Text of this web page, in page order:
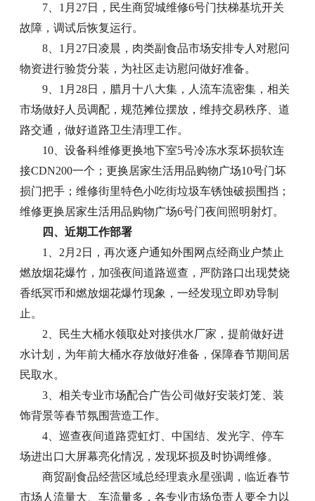
7、1月27日，民生商贸城维修6号门扶梯基坑开关
故障，调试后恢复运行。
8、1月27日凌晨，肉类副食品市场安排专人对慰问
物资进行验货分装，为社区走访慰问做好准备。
9、1月28日，腊月十八大集，人流车流密集，相关
市场做好人员调配，规范摊位摆放，维持交易秩序、道
路交通，做好道路卫生清理工作。
10、设备科维修更换地下室5号冷冻水泵坏损软连
接CDN200一个；更换居家生活用品购物广场10号门坏
损门把手；维修街里特色小吃街垃圾车锈蚀破损围挡；
维修更换居家生活用品购物广场6号门夜间照明射灯。
四、近期工作部署
1、2月2日，再次逐户通知外围网点经商业户禁止
燃放烟花爆竹，加强夜间道路巡查，严防路口出现焚烧
香纸冥币和燃放烟花爆竹现象，一经发现立即劝导制
止。
2、民生大桶水领取处对接供水厂家，提前做好进
水计划，为年前大桶水存放做好准备，保障春节期间居
民取水。
3、相关专业市场配合广告公司做好安装灯笼、装
饰背景等春节氛围营造工作。
4、巡查夜间道路霓虹灯、中国结、发光字、停车
场进出口大屏幕亮化情况，发现坏损及时协调维修。
商贸副食品经营区域总经理袁永星强调，临近春节
市场人流量大、车流量多，各专业市场负责人要全力以